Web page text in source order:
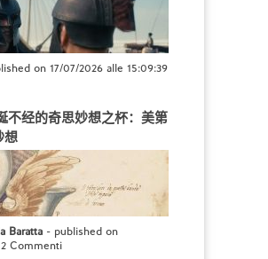
on 17/07/2026 alle 15:09:39
不经的奇思妙想之杯：美第
想
Baratta - published on
2 Commenti